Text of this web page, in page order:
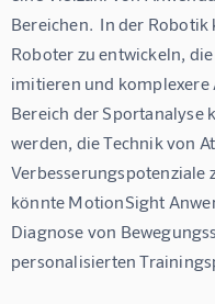
Bereichen.  In der
Roboter zu entwickeln,
imitieren und komplexere
Bereich der Sportanalyse
werden, die Technik von
könnte MotionSight
Diagnose von
personalisierten